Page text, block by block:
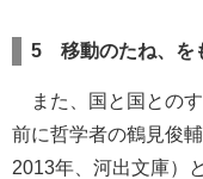
5 移動のたね、を
また、国と国との
前に哲学者の鶴見俊
2013年、河出文庫）